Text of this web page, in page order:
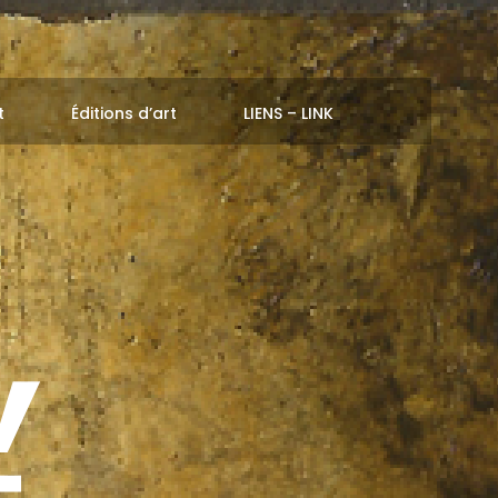
Éditions d’art LIENS – LINK